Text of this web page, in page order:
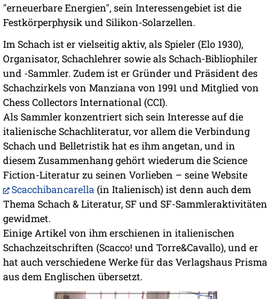
"erneuerbare Energien", sein Interessengebiet ist die
Festkörperphysik und Silikon-Solarzellen.
Im Schach ist er vielseitig aktiv, als Spieler (Elo 1930),
Organisator, Schachlehrer sowie als Schach-Bibliophiler
und -Sammler. Zudem ist er Gründer und Präsident des
Schachzirkels von Manziana von 1991 und Mitglied von
Chess Collectors International (CCI).
Als Sammler konzentriert sich sein Interesse auf die
italienische Schachliteratur, vor allem die Verbindung
Schach und Belletristik hat es ihm angetan, und in
diesem Zusammenhang gehört wiederum die Science
Fiction-Literatur zu seinen Vorlieben – seine Website
Scacchibancarella (in Italienisch) ist denn auch dem
Thema Schach & Literatur, SF und SF-Sammleraktivitäten
gewidmet.
Einige Artikel von ihm erschienen in italienischen
Schachzeitschriften (Scacco! und Torre&Cavallo), und er
hat auch verschiedene Werke für das Verlagshaus Prisma
aus dem Englischen übersetzt.